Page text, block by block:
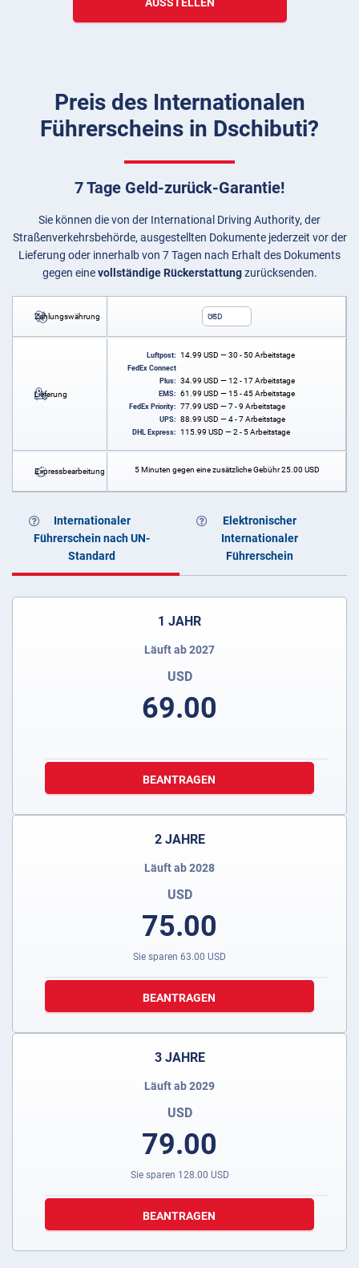
Preis des Internationalen
Führerscheins in Dschibuti?
7 Tage Geld-zurück-Garantie!
Sie können die von der International Driving Authority, der
Straßenverkehrsbehörde, ausgestellten Dokumente jederzeit vor der
Lieferung oder innerhalb von 7 Tagen nach Erhalt des Dokuments
gegen einevollständige Rückerstattungzurücksenden.
Zahlungswährung USD
Lieferung
Luftpost: 14.99 USD — 30 - 50 Arbeitstage
FedEx Connect
Plus: 34.99 USD — 12 - 17 Arbeitstage
EMS: 61.99 USD — 15 - 45 Arbeitstage
FedEx Priority: 77.99 USD — 7 - 9 Arbeitstage
UPS: 88.99 USD — 4 - 7 Arbeitstage
DHL Express: 115.99 USD — 2 - 5 Arbeitstage
Expressbearbeitung 5 Minuten gegen eine zusätzliche Gebühr25.00 USD
Internationaler
Führerschein nach UN-
Standard
Elektronischer
Internationaler
Führerschein
1 JAHR
Läuft ab 2027
USD
69.00
BEANTRAGEN
2 JAHRE
Läuft ab 2028
USD
75.00
Sie sparen 63.00 USD
BEANTRAGEN
3 JAHRE
Läuft ab 2029
USD
79.00
Sie sparen 128.00 USD
BEANTRAGEN